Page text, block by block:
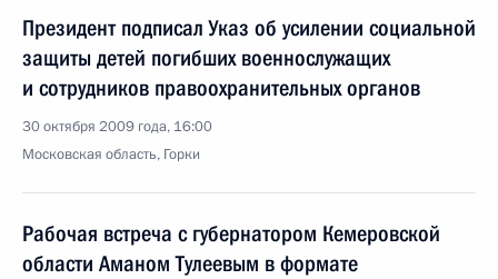
Президент подписал Указ об усилении социальной
защиты детей погибших военнослужащих
и сотрудников правоохранительных органов
30 октября 2009 года, 16:00
Московская область, Горки
Рабочая встреча с губернатором Кемеровской
области Аманом Тулеевым в формате